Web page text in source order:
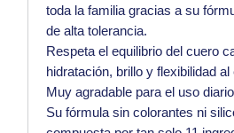
toda la familia gracias a su
de alta tolerancia.
Respeta el equilibrio del cuero
hidratación, brillo y flexibilidad al
Muy agradable para el uso
Su fórmula sin colorantes ni